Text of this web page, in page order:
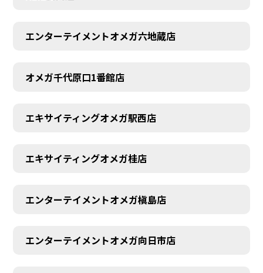
エンターテイメントオメガ六地蔵店
オメガ千代原口1番館店
エキサイティングオメガ駅西店
エキサイティングオメガ桂店
エンターテイメントオメガ槇島店
エンターテイメントオメガ向日市店